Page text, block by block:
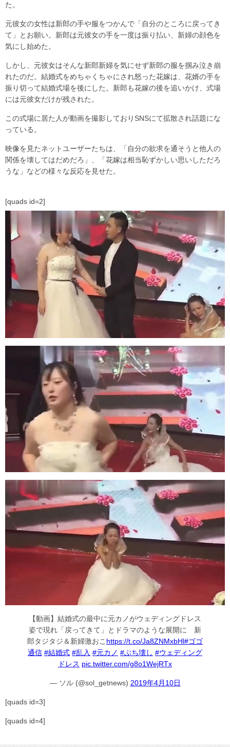
た。
元彼女の女性は新郎の手や服をつかんで「自分のところに戻ってき
て」とお願い。新郎は元彼女の手を一度は振り払い、新婦の顔色を
気にし始めた。
しかし、元彼女はそんな新郎新婦を気にせず新郎の服を掴み泣き崩
れたのだ。結婚式をめちゃくちゃにされ怒った花嫁は、花婿の手を
振り切って結婚式場を後にした。新郎も花嫁の後を追いかけ、式場
には元彼女だけが残された。
この式場に居た人が動画を撮影しておりSNSにて拡散され話題にな
っている。
映像を見たネットユーザーたちは、「自分の欲求を通そうと他人の
関係を壊してはだめだろ」、「花嫁は相当恥ずかしい思いしただろ
うな」などの様々な反応を見せた。
[quads id=2]
【動画】結婚式の最中に元カノがウェディングドレス
姿で現れ「戻ってきて」とドラマのような展開に 新
郎タジタジ＆新婦激おこ https://t.co/Ja8ZNMxbHl#ゴゴ
通信 #結婚式 #乱入 #元カノ #ぶち壊し #ウェディング
ドレス pic.twitter.com/g8o1WejRTx
— ソル (@sol_getnews) 2019年4月10日
[quads id=3]
[quads id=4]